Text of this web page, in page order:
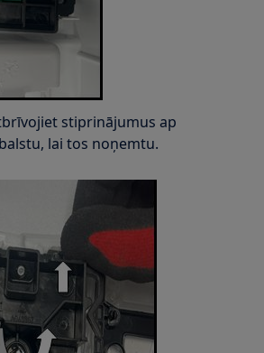
stiprinājumus ap
lai tos noņemtu.